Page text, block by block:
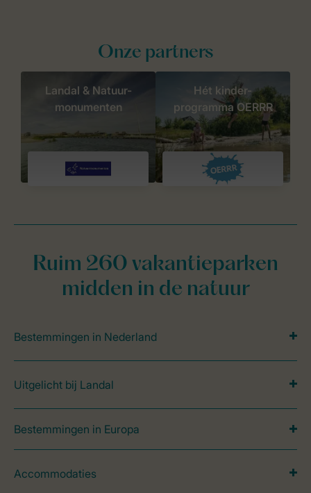
Onze partners
Landal & Natuur-
monumenten
Hét kinder-
programma OERRR
Ruim 260 vakantieparken
midden in de natuur
Bestemmingen in Nederland
Uitgelicht bij Landal
Bestemmingen in Europa
Accommodaties